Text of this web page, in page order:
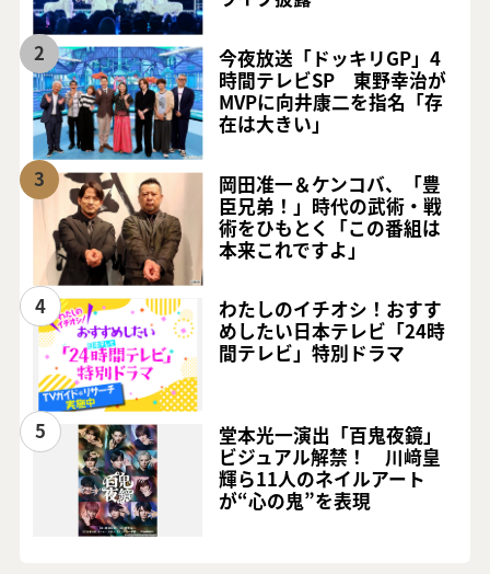
2
今夜放送「ドッキリGP」4
時間テレビSP 東野幸治が
MVPに向井康二を指名「存
在は大きい」
3
岡田准一＆ケンコバ、「豊
臣兄弟！」時代の武術・戦
術をひもとく「この番組は
本来これですよ」
4
わたしのイチオシ！おすす
めしたい日本テレビ「24時
間テレビ」特別ドラマ
5
堂本光一演出「百鬼夜鏡」
ビジュアル解禁！ 川﨑皇
輝ら11人のネイルアート
が“心の鬼”を表現